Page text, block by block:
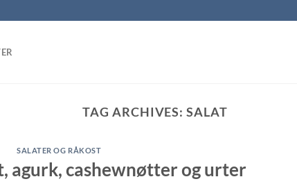
TAG ARCHIVES:SALAT
SALATER OG RÅKOST
agurk, cashewnøtter og urter